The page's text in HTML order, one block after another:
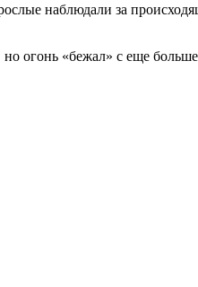
наблюдали за
огонь «бежал» с еще